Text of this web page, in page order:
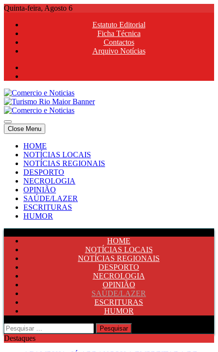
Skip
content
Quinta-feira, Agosto 6
Estatuto Editorial
Ficha Técnica
Contactos
Arquivo Notícias
Comercio e Noticias
Notícias e Publicidade Online
Comercio e Noticias
Notícias e Publicidade Online
Close Menu
HOME
NOTÍCIAS LOCAIS
NOTÍCIAS REGIONAIS
DESPORTO
NECROLOGIA
OPINIÃO
SAÚDE/LAZER
ESCRITURAS
HUMOR
HOME
NOTÍCIAS LOCAIS
NOTÍCIAS REGIONAIS
DESPORTO
NECROLOGIA
OPINIÃO
SAÚDE/LAZER
ESCRITURAS
HUMOR
Pesquisar
por:
Destaques